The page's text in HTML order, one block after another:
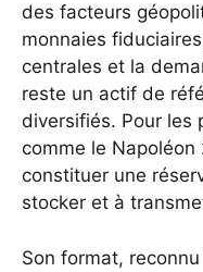
des facteurs
monnaies
centrales et la
reste un actif de
diversifiés. Pour les
comme le
constituer une
stocker et à
Son format,